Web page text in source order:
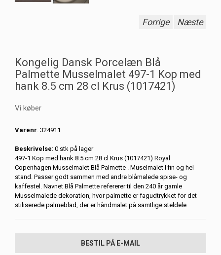
Forrige Næste
Kongelig Dansk Porcelæn Blå
Palmette Musselmalet 497-1 Kop med
hank 8.5 cm 28 cl Krus (1017421)
Vi køber
Varenr: 324911
Beskrivelse: 0 stk på lager
497-1 Kop med hank 8.5 cm 28 cl Krus (1017421) Royal
Copenhagen Musselmalet Blå Palmette . Muselmalet I fin og hel
stand. Passer godt sammen med andre blåmalede spise- og
kaffestel. Navnet Blå Palmette refererer til den 240 år gamle
Musselmalede dekoration, hvor palmette er fagudtrykket for det
stiliserede palmeblad, der er håndmalet på samtlige steldele
BESTIL PÅ E-MAIL